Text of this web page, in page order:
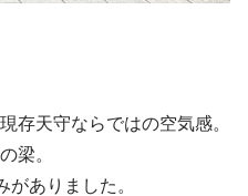
存天守ならではの空気感。
梁。
がありました。